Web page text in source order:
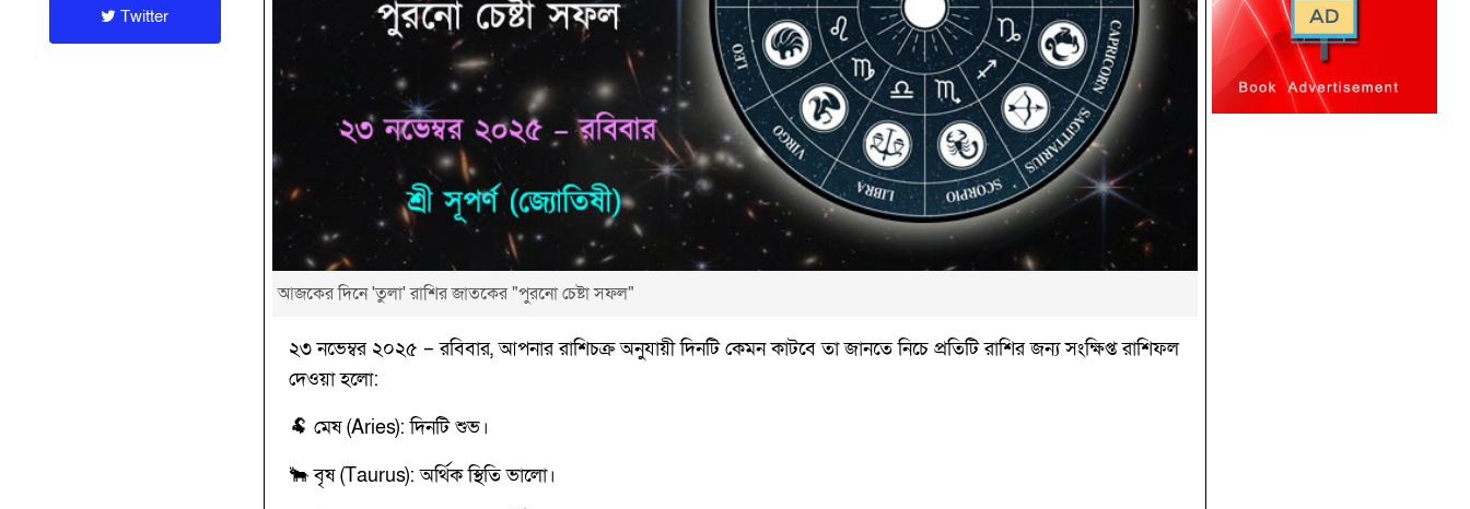
Twitter
আজকের দিনে 'তুলা' রাশির জাতকের "পুরনো চেষ্টা সফল"
২৩ নভেম্বর ২০২৫ – রবিবার, আপনার রাশিচক্র অনুযায়ী দিনটি কেমন কাটবে তা জানতে নিচে প্রতিটি রাশির জন্য সংক্ষিপ্ত রাশিফল
দেওয়া হলো:
🐏 মেষ (Aries): দিনটি শুভ।
🐂 বৃষ (Taurus): অর্থিক স্থিতি ভালো।